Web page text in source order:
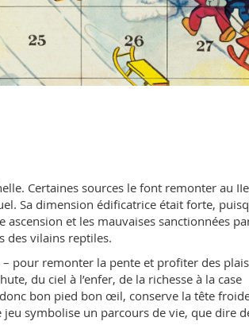
Certaines sources le font remonter au IIe
Sa dimension édificatrice était forte,
et les mauvaises sanctionnées
des vilains reptiles.
– pour remonter la pente et profiter des
du ciel à l’enfer, de la richesse à la case
bon pied bon œil, conserve la tête
jeu symbolise un parcours de vie, que dire